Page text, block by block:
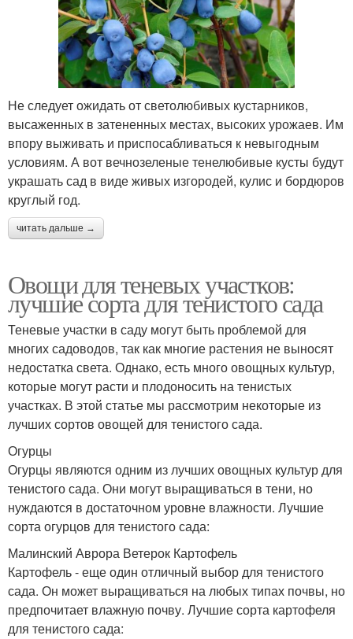
Не следует ожидать от светолюбивых кустарников,
высаженных в затененных местах, высоких урожаев. Им
впору выживать и приспосабливаться к невыгодным
условиям. А вот вечнозеленые тенелюбивые кусты будут
украшать сад в виде живых изгородей, кулис и бордюров
круглый год.
читать дальше →
Овощи для теневых участков:
лучшие сорта для тенистого сада
Теневые участки в саду могут быть проблемой для
многих садоводов, так как многие растения не выносят
недостатка света. Однако, есть много овощных культур,
которые могут расти и плодоносить на тенистых
участках. В этой статье мы рассмотрим некоторые из
лучших сортов овощей для тенистого сада.
Огурцы
Огурцы являются одним из лучших овощных культур для
тенистого сада. Они могут выращиваться в тени, но
нуждаются в достаточном уровне влажности. Лучшие
сорта огурцов для тенистого сада:
Малинский Аврора Ветерок Картофель
Картофель - еще один отличный выбор для тенистого
сада. Он может выращиваться на любых типах почвы, но
предпочитает влажную почву. Лучшие сорта картофеля
для тенистого сада: